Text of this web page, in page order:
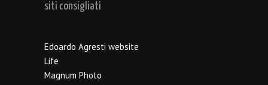
siti consigliati
Edoardo Agresti website
Life
Magnum Photo